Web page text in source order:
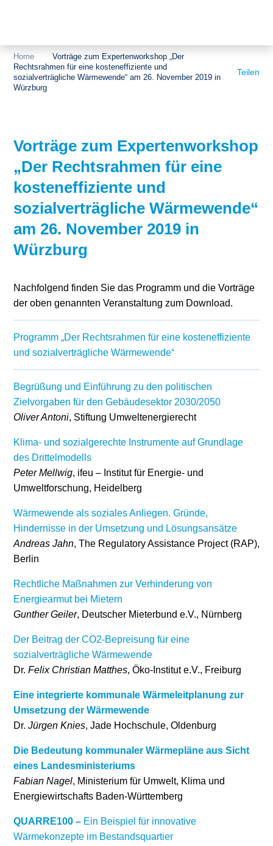
Europa
Grundsatzfragen
Netze
Stromerzeugung
Wärme
Wasserstoff
Publikationen
Karriere
Über uns
Stiftungsporträt
Bibliothek
Newsletter
Infomaterial
Umweltenergierecht
Home
Vorträge zum Expertenworkshop „Der
Rechtsrahmen für eine kosteneffiziente und
sozialverträgliche Wärmewende“ am 26. November 2019 in
Würzburg
Teilen
Vorträge zum Expertenworkshop
„Der Rechtsrahmen für eine
kosteneffiziente und
sozialverträgliche Wärmewende“
am 26. November 2019 in
Würzburg
Nachfolgend finden Sie das Programm und die Vorträge
der oben genannten Veranstaltung zum Download.
Programm „Der Rechtsrahmen für eine kosteneffiziente
und sozialverträgliche Wärmewende“
Begrüßung und Einführung zu den politischen
Zielvorgaben für den Gebäudesektor 2030/2050
Oliver Antoni, Stiftung Umweltenergierecht
Klima- und sozialgerechte Instrumente auf Grundlage
des Drittelmodells
Peter Mellwig, ifeu – Institut für Energie- und
Umweltforschung, Heidelberg
Wärmewende als soziales Anliegen. Gründe,
Hindernisse in der Umsetzung und Lösungsansätze
Andreas Jahn, The Regulatory Assistance Project (RAP),
Berlin
Rechtliche Maßnahmen zur Verhinderung von
Energiearmut bei Mietern
Gunther Geiler, Deutscher Mieterbund e.V., Nürnberg
Der Beitrag der CO2-Bepreisung für eine
sozialverträgliche Wärmewende
Dr. Felix Christian Matthes, Öko-Institut e.V., Freiburg
Eine integrierte kommunale Wärmeleitplanung zur
Umsetzung der Wärmewende
Dr. Jürgen Knies, Jade Hochschule, Oldenburg
Die Bedeutung kommunaler Wärmepläne aus Sicht
eines Landesministeriums
Fabian Nagel, Ministerium für Umwelt, Klima und
Energiewirtschafts Baden-Württemberg
QUARRE100 – Ein Beispiel für innovative
Wärmekonzepte im Bestandsquartier